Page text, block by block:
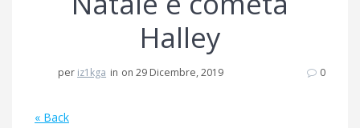
Halley
per iz1kga in on 29 Dicembre, 2019 0
« Back